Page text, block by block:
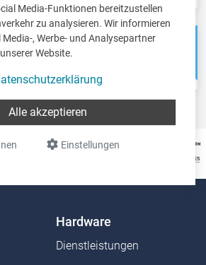
Media-Funktionen bereitzustellen
zu analysieren. Wir informieren
, Werbe- und Analysepartner
Website.
Einstellungen
Alle akzeptieren
Net-in
Webshops &
Hardware
Dienstleistungen